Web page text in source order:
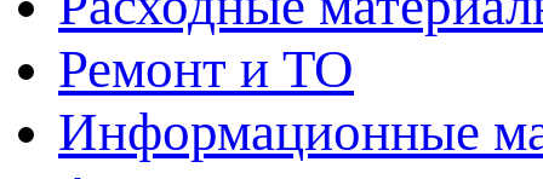
Ремонт и ТО
Информационные